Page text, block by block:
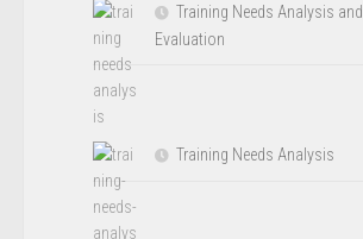
Training Needs Analysis and
Evaluation
Training Needs Analysis